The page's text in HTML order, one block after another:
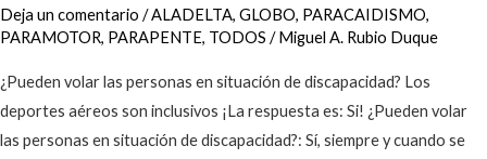
Deja un comentario /ALADELTA, GLOBO, PARACAIDISMO,
PARAMOTOR, PARAPENTE, TODOS /Miguel A. Rubio Duque
¿Pueden volar las personas en situación de discapacidad? Los
deportes aéreos son inclusivos ¡La respuesta es: Si! ¿Pueden volar
las personas en situación de discapacidad?: Sí, siempre y cuando se
discapacidad?